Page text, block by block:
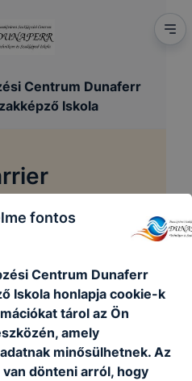
Centrum Dunaferr
Iskola
álláshirdetéseink
a főoldalra
fontos
Centrum Dunaferr
Iskola honlapja cookie-k
tárol az Ön
amely
minősülhetnek. Az
dönteni arról, hogy